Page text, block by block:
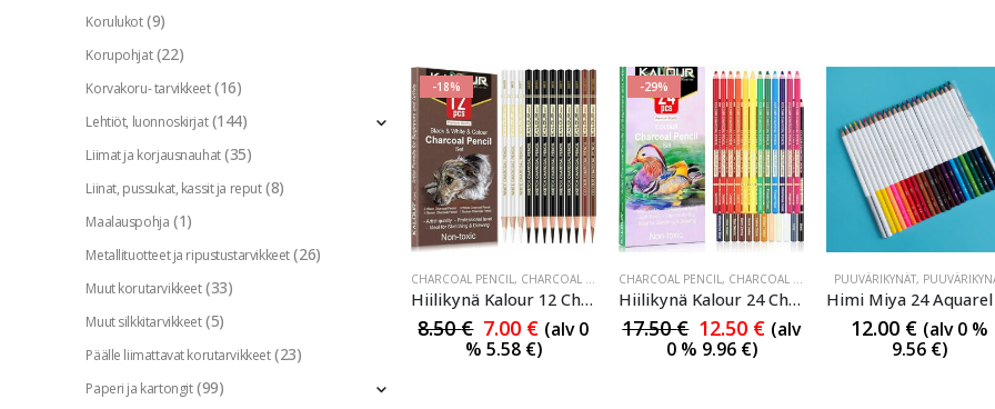
-18%
CHARCOAL PENCIL, CHARCOAL PENCIL ,CHARCOAL PENCIL,PUUVÄRIKYNÄT
Hiilikynä Kalour 12 Charcoal Pencil
8.50€ 7.00 € (alv 0
% 5.58 €)
-29%
CHARCOAL PENCIL, CHARCOAL PENCIL ,CHARCOAL PENCIL,
Hiilikynä Kalour 24 Charcoal Pencil
17.50€ 12.50 € (alv
0 % 9.96 €)
PUUVÄRIKYNÄT,
12.00 € (alv 0 %
9.56 €)
Korulukot (9)
Korupohjat (22)
Korvakoru- tarvikkeet (16)
Lehtiöt, luonnoskirjat (144)
Liimat ja korjausnauhat (35)
Liinat, pussukat, kassit ja reput (8)
Maalauspohja (1)
Metallituotteet ja ripustustarvikkeet (26)
Muut korutarvikkeet (33)
Muut silkkitarvikkeet (5)
Päälle liimattavat korutarvikkeet (23)
Paperi ja kartongit (99)